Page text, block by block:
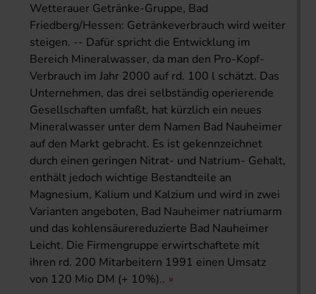
Wetterauer Getränke-Gruppe, Bad
Friedberg/Hessen: Getränkeverbrauch wird weiter
steigen. -- Dafür spricht die Entwicklung im
Bereich Mineralwasser, da man den Pro-Kopf-
Verbrauch im Jahr 2000 auf rd. 100 l schätzt. Das
Unternehmen, das drei selbständig operierende
Gesellschaften umfaßt, hat kürzlich ein neues
Mineralwasser unter dem Namen Bad Nauheimer
auf den Markt gebracht. Es ist gekennzeichnet
durch einen geringen Nitrat- und Natrium- Gehalt,
enthält jedoch wichtige Bestandteile an
Magnesium, Kalium und Kalzium und wird in zwei
Varianten angeboten, Bad Nauheimer natriumarm
und das kohlensäurereduzierte Bad Nauheimer
Leicht. Die Firmengruppe erwirtschaftete mit
ihren rd. 200 Mitarbeitern 1991 einen Umsatz
von 120 Mio DM (+ 10%)..